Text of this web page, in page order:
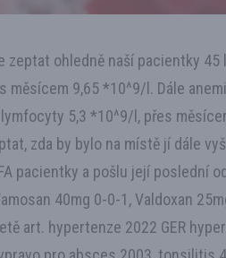
zeptat ohledně naší pacientky
měsícem 9,65 *10^9/l. Dále
5,3 *10^9/l, přes
zda by bylo na místě jí dále
pacientky a pošlu její poslední
40mg 0-0-1, Valdoxan
art. hypertenze 2022 GER